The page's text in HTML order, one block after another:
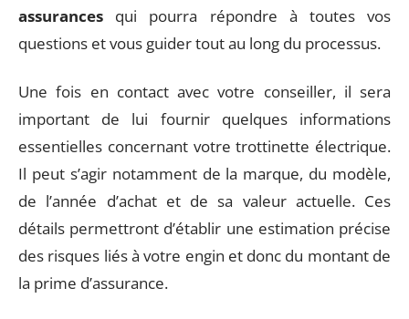
assurances qui pourra répondre à toutes vos
questions et vous guider tout au long du processus.
Une fois en contact avec votre conseiller, il sera
important de lui fournir quelques informations
essentielles concernant votre trottinette électrique.
Il peut s’agir notamment de la marque, du modèle,
de l’année d’achat et de sa valeur actuelle. Ces
détails permettront d’établir une estimation précise
des risques liés à votre engin et donc du montant de
la prime d’assurance.